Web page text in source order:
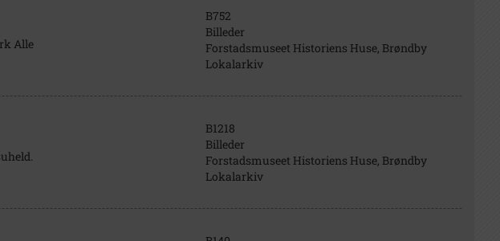
Alle
B752
Billeder
Forstadsmuseet Historiens Huse, Brøndby
Lokalarkiv
B1218
Billeder
Forstadsmuseet Historiens Huse, Brøndby
Lokalarkiv